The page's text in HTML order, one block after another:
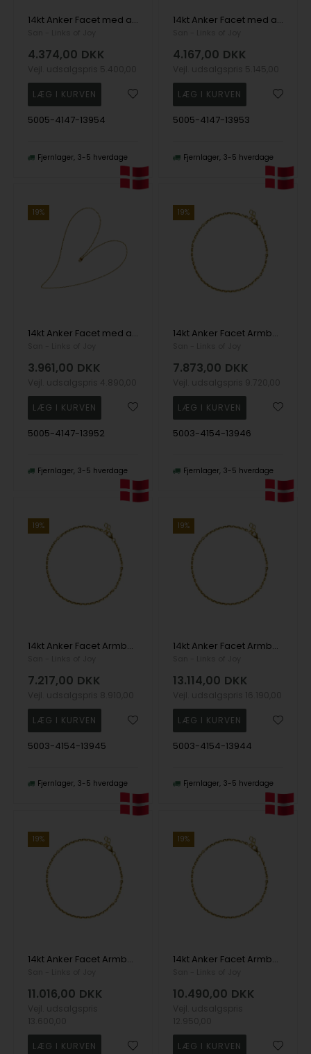
14kt Anker Facet med aflange led som Halskæde-. 42cm, fra San - Links of Joy
4.374,00 DKK
5005-4147-13954
Fjernlager 3-5 hverdage
14kt Anker Facet med aflange led som Halskæde-. 40cm, fra San - Links of Joy
4.167,00 DKK
5005-4147-13953
Fjernlager 3-5 hverdage
19%
14kt Anker Facet med aflange led som Halskæde-. 38cm, fra San - Links of Joy
3.961,00 DKK
5005-4147-13952
Fjernlager 3-5 hverdage
19%
14kt Anker Facet Armbånd & Halskæde-udført i 0,6mm tråd og bredde på 2,2mm 60cm, fra San - Links of Joy
7.873,00 DKK
5003-4154-13946
Fjernlager 3-5 hverdage
19%
14kt Anker Facet Armbånd & Halskæde-udført i 0,6mm tråd og bredde på 2,2mm 55cm, fra San - Links of Joy
7.217,00 DKK
5003-4154-13945
Fjernlager 3-5 hverdage
19%
14kt Anker Facet Armbånd & Halskæde-udført i 0,6mm tråd og bredde på 2,2mm 50cm, fra San - Links of Joy
13.114,00 DKK
5003-4154-13944
Fjernlager 3-5 hverdage
19%
14kt Anker Facet Armbånd & Halskæde-udført i 0,6mm tråd og bredde på 2,2mm 42cm, fra San - Links of Joy
11.016,00 DKK
19%
14kt Anker Facet Armbånd & Halskæde-udført i 0,6mm tråd og bredde på 2,2mm 40cm, fra San - Links of Joy
10.490,00 DKK